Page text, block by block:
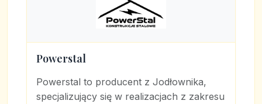
Powerstal
Powerstal to producent z Jodłownika,
specjalizujący się w realizacjach z zakresu